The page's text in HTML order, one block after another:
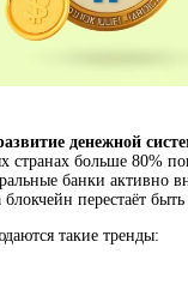
денежной
странах больше 80%
банки активно
перестаёт быть
такие тренды: